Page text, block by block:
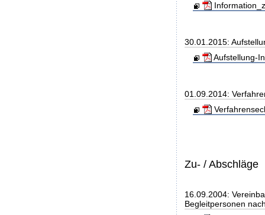
30.01.2015:
Aufstellung-
01.09.2014:
Zu- / Abschläge
16.09.2004:
Begleitpersonen